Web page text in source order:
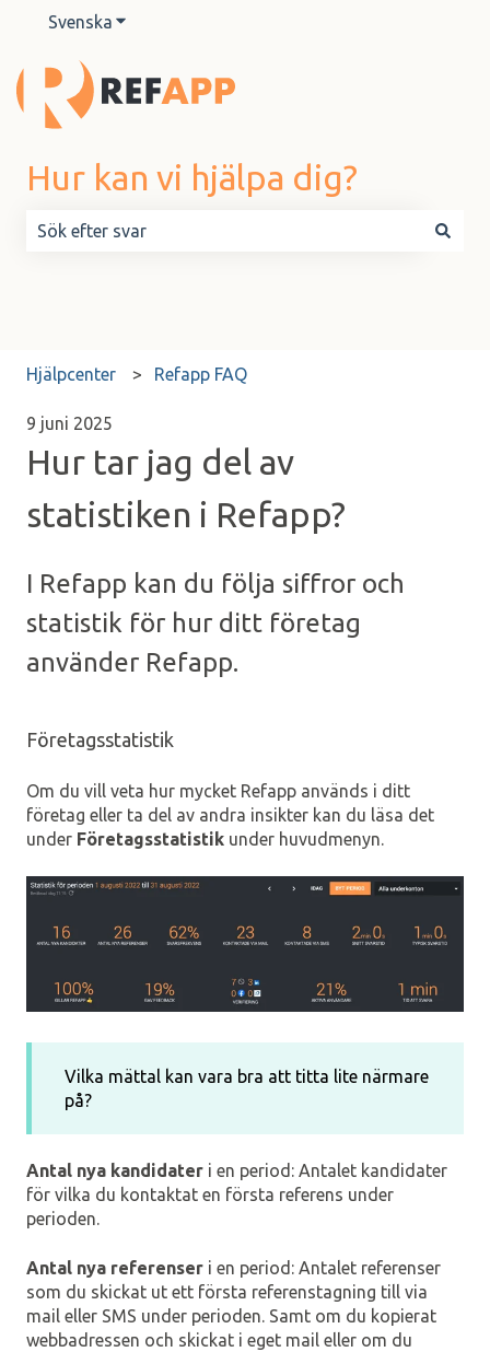
Svenska Visa undermenyer för översättningar
Hur kan vi hjälpa dig?
Hjälpcenter Refapp FAQ
9 juni 2025
Hur tar jag del av
statistiken i Refapp?
I Refapp kan du följa siffror och
statistik för hur ditt företag
använder Refapp.
Företagsstatistik
Om du vill veta hur mycket Refapp används i ditt
företag eller ta del av andra insikter kan du läsa det
under Företagsstatistik under huvudmenyn.
Vilka mättal kan vara bra att titta lite närmare
på?
Antal nya kandidater i en period: Antalet kandidater
för vilka du kontaktat en första referens under
perioden.
Antal nya referenser i en period: Antalet referenser
som du skickat ut ett första referenstagning till via
mail eller SMS under perioden. Samt om du kopierat
webbadressen och skickat i eget mail eller om du